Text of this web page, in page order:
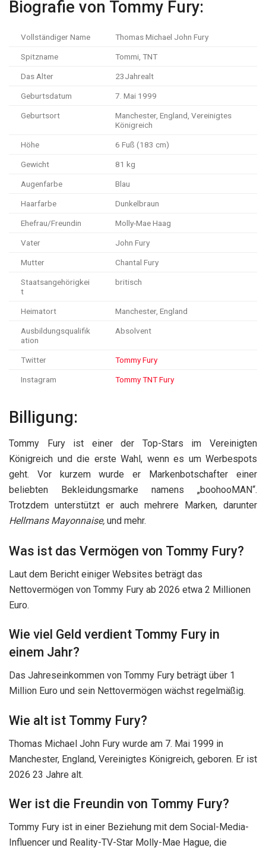
Biografie von Tommy Fury:
Vollständiger Name Thomas Michael John Fury
Spitzname Tommi, TNT
Das Alter 23Jahrealt
Geburtsdatum 7. Mai 1999
Geburtsort
Manchester, England, Vereinigtes
Königreich
Höhe 6 Fuß (183 cm)
Gewicht 81 kg
Augenfarbe Blau
Haarfarbe Dunkelbraun
Ehefrau/Freundin Molly-Mae Haag
Vater John Fury
Mutter Chantal Fury
Staatsangehörigkei
t
britisch
Heimatort Manchester, England
Ausbildungsqualifik
ation
Absolvent
Twitter Tommy Fury
Instagram Tommy TNT Fury
Billigung:
Tommy Fury ist einer der Top-Stars im Vereinigten
Königreich und die erste Wahl, wenn es um Werbespots
geht. Vor kurzem wurde er Markenbotschafter einer
beliebten Bekleidungsmarke namens „boohooMAN“.
Trotzdem unterstützt er auch mehrere Marken, darunter
Hellmans Mayonnaise, und mehr.
Was ist das Vermögen von Tommy Fury?
Laut dem Bericht einiger Websites beträgt das
Nettovermögen von Tommy Fury ab 2026 etwa 2 Millionen
Euro.
Wie viel Geld verdient Tommy Fury in
einem Jahr?
Das Jahreseinkommen von Tommy Fury beträgt über 1
Million Euro und sein Nettovermögen wächst regelmäßig.
Wie alt ist Tommy Fury?
Thomas Michael John Fury wurde am 7. Mai 1999 in
Manchester, England, Vereinigtes Königreich, geboren. Er ist
2026 23 Jahre alt.
Wer ist die Freundin von Tommy Fury?
Tommy Fury ist in einer Beziehung mit dem Social-Media-
Influencer und Reality-TV-Star Molly-Mae Hague, die